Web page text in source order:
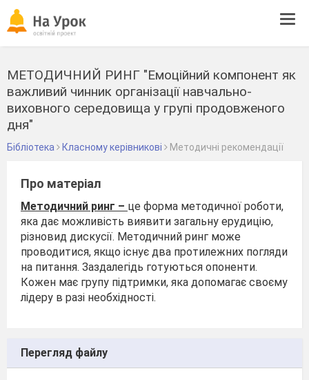
МЕТОДИЧНИЙ РИНГ "Емоційний компонент як
важливий чинник організації навчально-
виховного середовища у групі продовженого
дня"
Бібліотека Класному керівникові Методичні рекомендації
Про матеріал
Методичний ринг – це форма методичної роботи,
яка дає можливість виявити загальну ерудицію,
різновид дискусії. Методичний ринг може
проводитися, якщо існує два протилежних погляди
на питання. Заздалегідь готуються опоненти.
Кожен має групу підтримки, яка допомагає своєму
лідеру в разі необхідності.
Перегляд файлу